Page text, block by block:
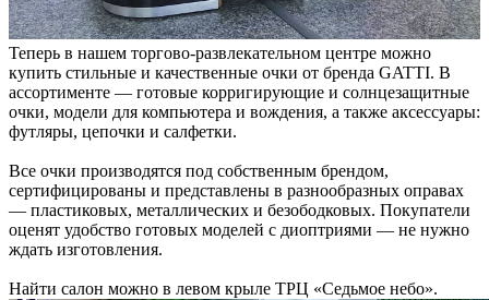
Теперь в нашем торгово-развлекательном центре можно
купить стильные и качественные очки от бренда GATTI. В
ассортименте — готовые корригирующие и солнцезащитные
очки, модели для компьютера и вождения, а также аксессуары:
футляры, цепочки и салфетки.
Все очки производятся под собственным брендом,
сертифицированы и представлены в разнообразных оправах
— пластиковых, металлических и безободковых. Покупатели
оценят удобство готовых моделей с диоптриями — не нужно
ждать изготовления.
Найти салон можно в левом крыле ТРЦ «Седьмое небо».